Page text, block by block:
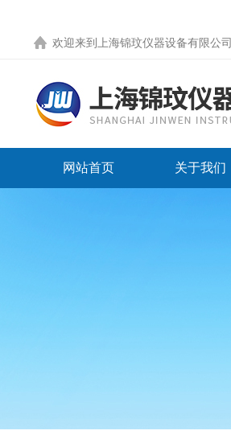
欢迎来到 上海锦玟仪器设备有限公
网站首页 关于我们